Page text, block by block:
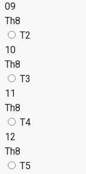
09
Th8
T2
10
Th8
T3
11
Th8
T4
12
Th8
T5